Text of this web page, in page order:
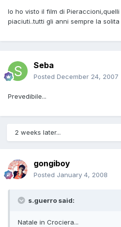
Io ho visto il film di
piaciuti..tutti gli anni sempre la
Seba
Posted December 24, 2007
Prevedibile...
2 weeks later...
gongiboy
Posted January 4, 2008
s.guerro said:
Natale in Crociera...